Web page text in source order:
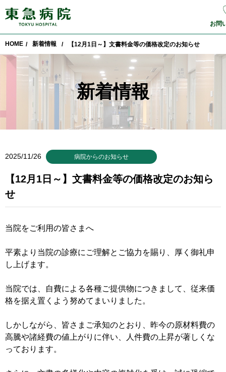
お問
HOME / 新着情報 / 【12月1日～】文書料金等の価格改定のお知らせ
新着情報
2025/11/26 病院からのお知らせ
【12月1日～】文書料金等の価格改定のお知ら
せ
当院をご利用の皆さまへ
平素より当院の診療にご理解とご協力を賜り、厚く御礼申
し上げます。
当院では、自費による各種ご提供物につきまして、従来価
格を据え置くよう努めてまいりました。
しかしながら、皆さまご承知のとおり、昨今の原材料費の
高騰や諸経費の値上がりに伴い、人件費の上昇が著しくな
っております。